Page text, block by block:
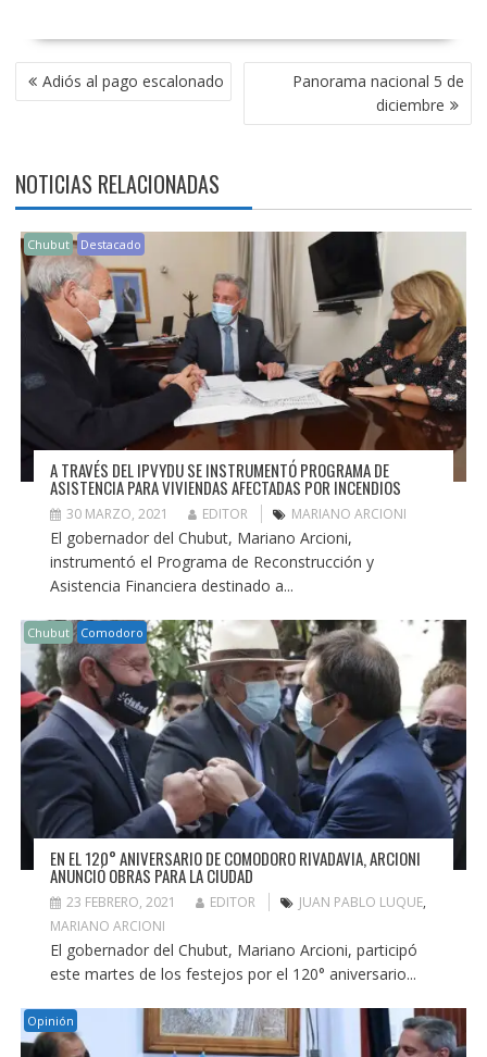
NAVEGACIÓN
DE Adiós al pago escalonado
Panorama nacional 5 de
diciembre
NOTICIAS RELACIONADAS
Chubut Destacado
A TRAVÉS DEL IPVYDU SE INSTRUMENTÓ PROGRAMA DE
ASISTENCIA PARA VIVIENDAS AFECTADAS POR INCENDIOS
30 MARZO, 2021 EDITOR MARIANO ARCIONI
El gobernador del Chubut, Mariano Arcioni,
instrumentó el Programa de Reconstrucción y
Asistencia Financiera destinado a...
Chubut Comodoro
EN EL 120° ANIVERSARIO DE COMODORO RIVADAVIA, ARCIONI
ANUNCIÓ OBRAS PARA LA CIUDAD
23 FEBRERO, 2021 EDITOR JUAN PABLO LUQUE,
MARIANO ARCIONI
El gobernador del Chubut, Mariano Arcioni, participó
este martes de los festejos por el 120° aniversario...
Opinión